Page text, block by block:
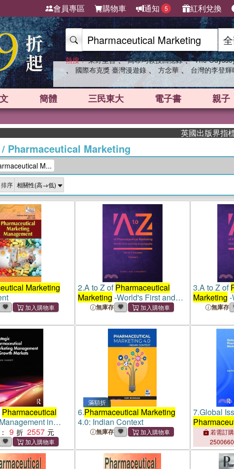
會員專區 購物車 通知 5 紅利兌換
熱搜： 東野圭吾 、 高希均教授回憶錄 、 The
、 國際布克獎 臺灣漫遊錄 、 方念華 、 台灣的李登輝
簡體 三民東大 電子書 親子
英國出版界指標大獎肯
/ Pharmaceutical Marketing
M...
排序
Marketing
2.A to Z ofPharmaceutical
Marketing -World's First and
Only Encyclopedia, Volume 1
無庫存
3.A to Z of
Marketing -
Only無庫存
Pharmaceutical
Management in
9 2557
滿額折
6.Pharmaceutical Marketing
4.0: Indian Context
無庫存
7.Global
若需訂